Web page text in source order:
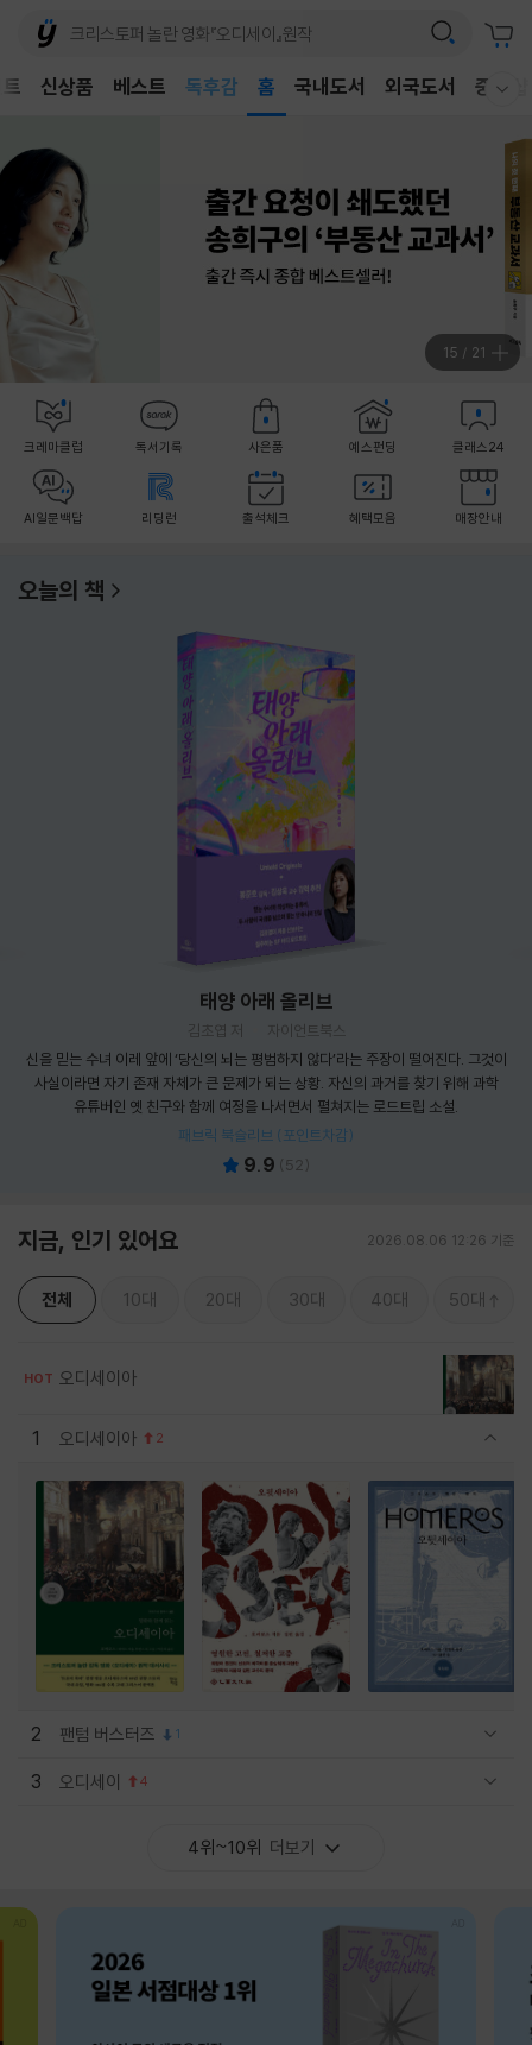
신상품 베스트
어린이
독후감 홈 국내도서 외국도서 중고샵
16 / 21
크레마클럽 독서기록 사은품 예스펀딩 클래스24
AI일문백답 리딩런 출석체크 혜택모음 매장안내
오늘의 책
태양 아래 올리브
김초엽 저
자이언트북스
신을 믿는 수녀 이레 앞에 ‘당신의 뇌는 평범하지 않다’라는 주장이 떨어진다. 그것이
사실이라면 자기 존재 자체가 큰 문제가 되는 상황. 자신의 과거를 찾기 위해 과학
유튜버인 옛 친구와 함께 여정을 나서면서 펼쳐지는 로드트립 소설.
패브릭 북슬리브 (포인트차감)
9.9 (52)
지금, 인기 있어요 2026.08.06 12:26 기준
전체 10대 20대 30대 40대 50대
HOT 오디세이아
1 오디세이아 2
2 팬텀 버스터즈 1
3 오디세이 4
4위~10위 더보기